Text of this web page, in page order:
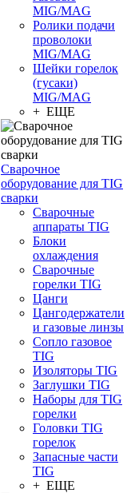
MIG/MAG
Ролики подачи
проволоки
MIG/MAG
Шейки горелок
(гусаки)
MIG/MAG
+ ЕЩЕ
Сварочное
оборудование для TIG
сварки
Сварочные
аппараты TIG
Блоки
охлаждения
Сварочные
горелки TIG
Цанги
Цангодержатели
и газовые линзы
Сопло газовое
TIG
Изоляторы TIG
Заглушки TIG
Наборы для TIG
горелки
Головки TIG
горелок
Запасные части
TIG
+ ЕЩЕ